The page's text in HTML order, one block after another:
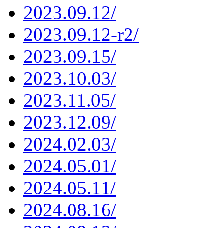
2023.09.12/
2023.09.12-r2/
2023.09.15/
2023.10.03/
2023.11.05/
2023.12.09/
2024.02.03/
2024.05.01/
2024.05.11/
2024.08.16/